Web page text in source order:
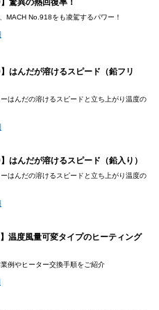
驚異の熱回復率！
MACH No.918をも凌駕するパワー！
はんだが溶けるスピード（鉛フリ
はんだの溶けるスピードと立ち上がり温度の
はんだが溶けるスピード（鉛入り）
はんだの溶けるスピードと立ち上がり温度の
温度風量可変タイプのヒーティング
例やヒーター交換手順をご紹介